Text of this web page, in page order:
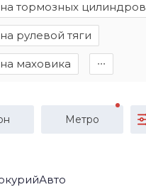
тормозных цилиндров
рулевой тяги
маховика ∙∙∙
Метро